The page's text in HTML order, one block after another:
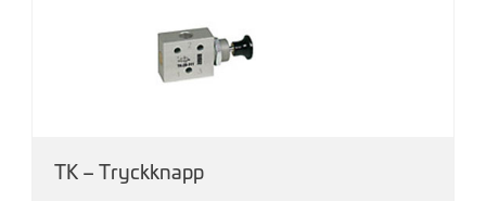
TK – Tryckknapp